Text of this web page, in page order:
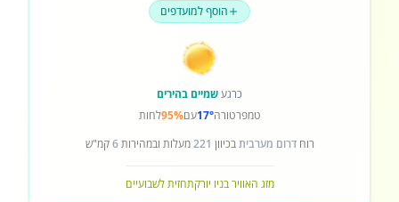
הוסף למועדפים
כרגעשמיים בהירים
טמפרטורה17°עם95%לחות
רוחדרום מערביתבכיוון 221מעלות ובמהירות6קמ"ש
מזג האוויר בניו יורקתחזית לשבועיים